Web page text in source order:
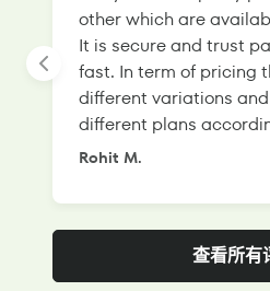
other which are
It is secure and trust
fast. In term of pricing
different variations
different plans
Rohit M.
查看所有